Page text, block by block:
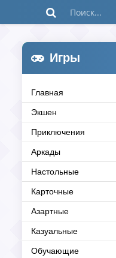
Игры
Главная
Экшен
Приключения
Аркады
Настольные
Карточные
Азартные
Казуальные
Обучающие